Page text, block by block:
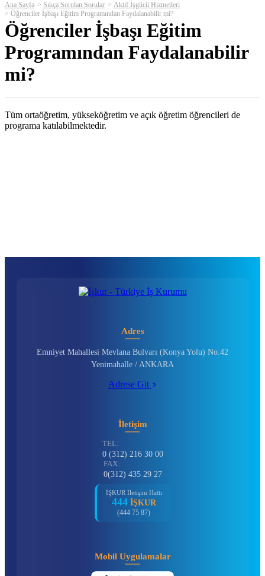
Ana Sayfa Sıkça Sorulan Sorular
Aktif İşgücü Hizmetleri
Öğrenciler İşbaşı Eğitim Programından Faydalanabilir mi?
Öğrenciler İşbaşı Eğitim
Programından Faydalanabilir
mi?
Tüm ortaöğretim, yükseköğretim ve açık öğretim öğrencileri de
programa katılabilmektedir.
Adres
Emniyet Mahallesi Mevlana Bulvarı (Konya Yolu) No:42
Yenimahalle / ANKARA
Adrese Git
İletişim
TEL:
0 (312) 216 30 00
FAX:
0(312) 435 29 27
İŞKUR İletişim Hattı
444 İŞKUR
(444 75 87)
Mobil Uygulamalar